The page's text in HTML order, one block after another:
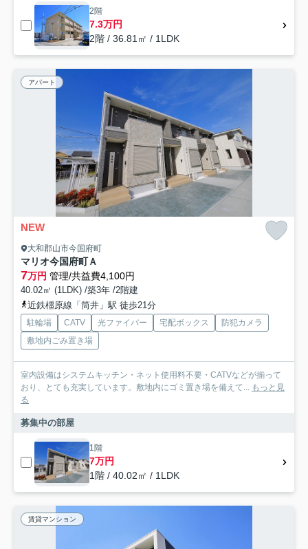
2階
7.3万円
2階 / 36.81㎡ / 1LDK
アパート
NEW
大和郡山市今国府町
マリオ今国府町Ａ
7万円 管理/共益費4,100円
40.02㎡ (1LDK) /築3年 /2階建
近鉄橿原線「筒井」駅 徒歩21分
駐輪場 CATV 光ファイバー 宅配ボックス
防犯カメラ
敷地内ごみ置き場
室内設備はシステムキッチン・ネット使用料不要・CATVなどが揃って
おり、とても充実しています。敷地内にゴミ置き場を備えて... もっと見
る
募集中の部屋
1階
7万円
1階 / 40.02㎡ / 1LDK
賃貸マンション